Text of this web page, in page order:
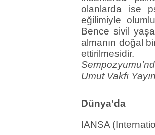
olanlarda ise
eğilimiyle
Bence sivil
almanın doğal
Umut Vakfı
Dünya’da
IANSA